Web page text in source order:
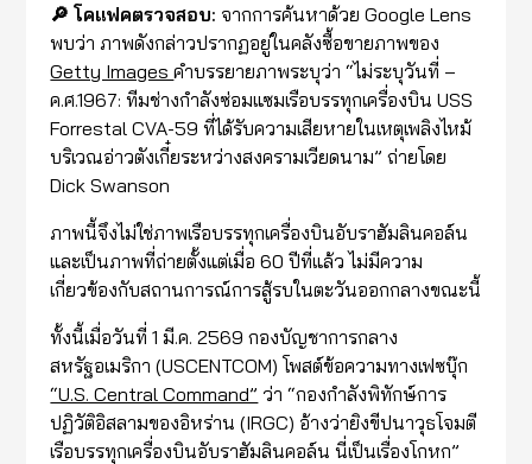
🔎 โคแฟคตรวจสอบ: จากการค้นหาด้วย Google Lens
พบว่า ภาพดังกล่าวปรากฏอยู่ในคลังซื้อขายภาพของ
Getty Imagesคำบรรยายภาพระบุว่า “ไม่ระบุวันที่ –
ค.ศ.1967: ทีมช่างกำลังซ่อมแซมเรือบรรทุกเครื่องบิน USS
Forrestal CVA-59 ที่ได้รับความเสียหายในเหตุเพลิงไหม้
บริเวณอ่าวตังเกี๋ยระหว่างสงครามเวียดนาม” ถ่ายโดย
Dick Swanson
ภาพนี้จึงไม่ใช่ภาพเรือบรรทุกเครื่องบินอับราฮัมลินคอล์น
และเป็นภาพที่ถ่ายตั้งแต่เมื่อ 60 ปีที่แล้ว ไม่มีความ
เกี่ยวข้องกับสถานการณ์การสู้รบในตะวันออกกลางขณะนี้
ทั้งนี้เมื่อวันที่ 1 มี.ค. 2569 กองบัญชาการกลาง
สหรัฐอเมริกา (USCENTCOM) โพสต์ข้อความทางเฟซบุ๊ก
“U.S. Central Command” ว่า “กองกำลังพิทักษ์การ
ปฏิวัติอิสลามของอิหร่าน (IRGC) อ้างว่ายิงขีปนาวุธโจมตี
เรือบรรทุกเครื่องบินอับราฮัมลินคอล์น นี่เป็นเรื่องโกหก”